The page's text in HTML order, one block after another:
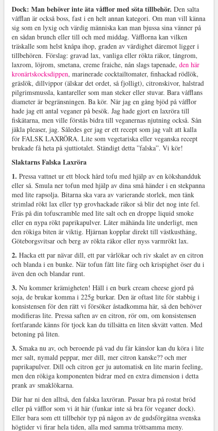
Dock: Man behöver inte äta våfflor med söta tillbehör. Den salta
våfflan är också boss, fast i en helt annan kategori. Om man vill känna
sig som en lyxig och värdig människa kan man bjussa sina vänner på
en sådan brunch eller till och med middag. Våfflorna kan vilken
träskalle som helst knåpa ihop, graden av värdighet däremot ligger i
tillbehören. Förslag: gravad lax, vanliga eller rökta räkor, tångrom,
laxrom, löjrom, smetana, creme fraiche, nån slags tapenade, den här
kronärtskocksdippen, marinerade cocktailtomater, finhackad rödlök,
gräslök, dillvippor (älskar det ordet, så fjolligt), citronskivor, halstrad
pilgrimsmussla, kantareller som man steker eller stuvar. Bara våfflans
diameter är begränsningen. Ba kör. När jag en gång bjöd på våfflor
hade jag ett antal veganer på besök. Jag hade gjort en laxröra till
fiskätarna, men ville förstås bidra till veganernas njutning också. Sån
jäkla pleaser, jag. Således ger jag er ett recept som jag valt att kalla
för FALSK LAXRÖRA. Lite som vegetariska eller veganska recept
brukade få heta på sjuttiotalet. Ständigt detta ”falska”. Vi kör!
Slaktarns Falska Laxröra
1. Pressa vattnet ur ett block hård tofu med hjälp av en kökshandduk
eller så. Smula ner tofun med hjälp av dina små händer i en stekpanna
med lite rapsolja. Bitarna ska vara av varierande storlek, men tänk
strimlad rökt lax eller typ grovhackade räkor så blir det nog inte fel.
Fräs på din tofuscramble med lite salt och en droppe liquid smoke
eller en nypa rökt paprikapulver. Låter måhända lite underligt, men
den rökiga biten är viktig. Hjärnan kopplar direkt till västkusthäng,
Göteborgsvitsar och berg av rökta räkor eller nyss varmrökt lax.
2. Hacka ett par nävar dill, ett par vårlökar och riv skalet av en citron
och blanda i en bunke. När tofun fått lite färg och krispighet öser du i
även den och blandar runt.
3. Nu kommer krämigheten! Häll i en burk cream cheese gjord på
soja, de brukar komma i 225g burkar. Den är oftast lite för stabbig i
konsistensen för den rätt vi försöker åstadkomma här, så den behöver
modifieras lite. Pressa saften av en citron, rör om, om konsistensen
fortfarande känns för tjock kan du tillsätta en liten skvätt vatten. Med
betoning på liten.
3. Smaka nu av, och beroende på vad du får känslor kan du köra i lite
mer salt, nymald peppar, mer dill, mer citron kanske?? och mer
paprikapulver. Dill och citron ger ju automatisk en lite marin feeling,
men den rökiga komponenten bidrar med en extra dimension i detta
prank av smaklökarna.
Där har ni den alltså, den falska laxröran. Passar bra på rostat bröd
eller på våfflor som vi åt här (funkar inte så bra för veganer dock).
Eller bara som ett tillbehör typ på någon av de gudsförgätna svenska
högtider vi firar hela tiden, alla med samma tröttsamma meny.